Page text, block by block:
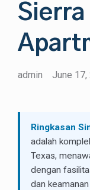
admin June 17,
Ringkasan
adalah
Texas,
dengan
dan